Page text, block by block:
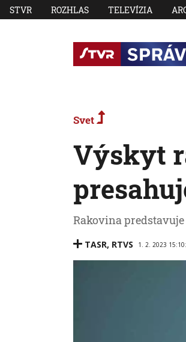
STVR ROZHLAS TELEVÍZIA
Svet
Výskyt
Rakovina
TASR, RTVS 1. 2. 2023